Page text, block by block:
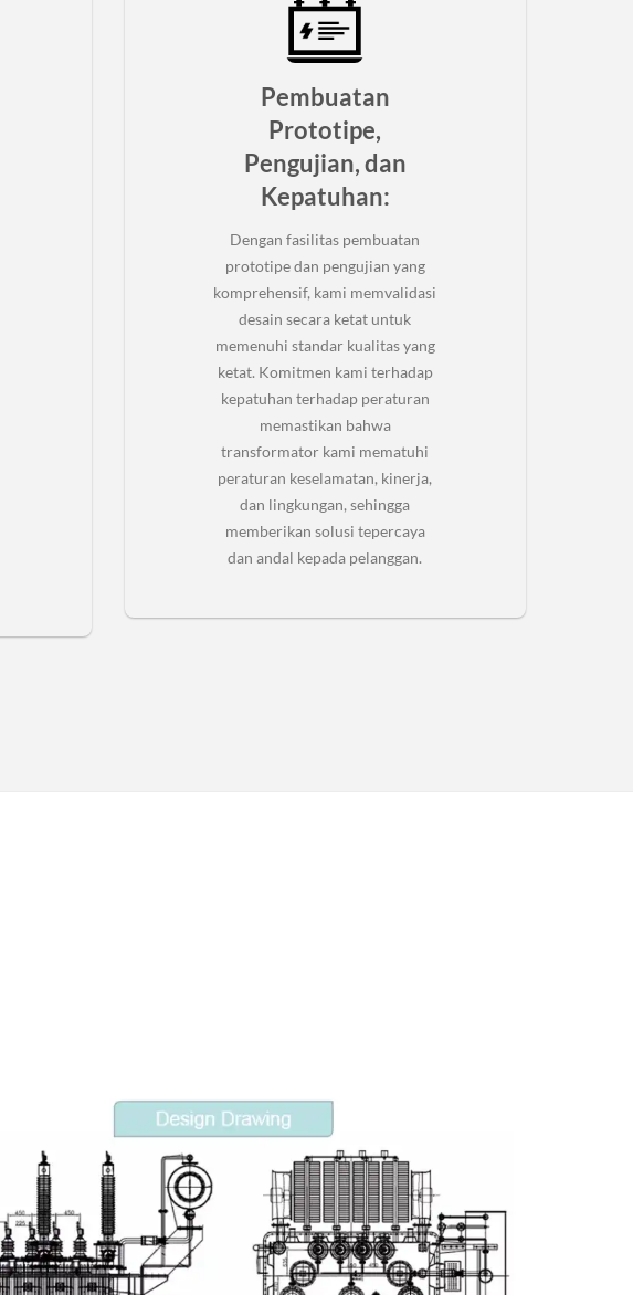
Pembuatan
Prototipe,
Pengujian, dan
Kepatuhan:
Dengan fasilitas pembuatan
prototipe dan pengujian yang
komprehensif, kami memvalidasi
desain secara ketat untuk
memenuhi standar kualitas yang
ketat. Komitmen kami terhadap
kepatuhan terhadap peraturan
memastikan bahwa
transformator kami mematuhi
peraturan keselamatan, kinerja,
dan lingkungan, sehingga
memberikan solusi tepercaya
dan andal kepada pelanggan.